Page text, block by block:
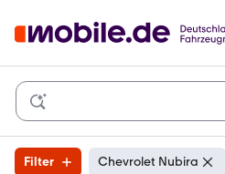
Filter Chevrolet Nubira